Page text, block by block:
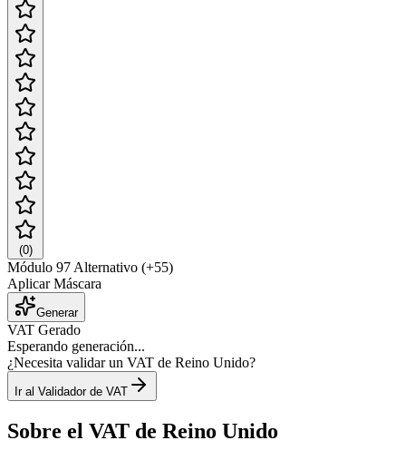
(0)
Módulo 97 Alternativo (+55)
Aplicar Máscara
Generar
VAT Gerado
Esperando generación...
¿Necesita validar un VAT de Reino Unido?
Ir al Validador de VAT
Sobre el VAT de Reino Unido